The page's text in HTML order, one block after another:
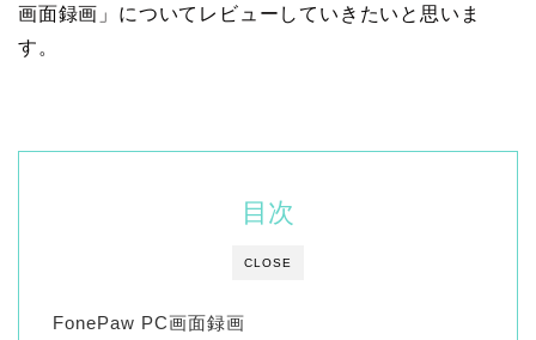
画面録画」についてレビューしていきたいと思いま
す。
CLOSE
目次
FonePaw PC画面録画